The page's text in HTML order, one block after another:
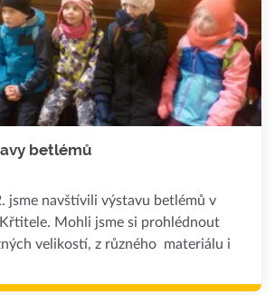
betlémů
jsme navštívili výstavu betlémů v
Křtitele. Mohli jsme si prohlédnout
velikostí, z různého materiálu i